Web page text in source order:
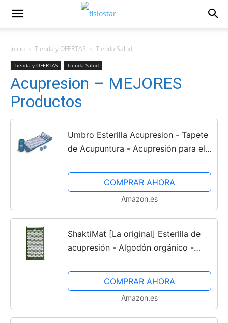
Inicio Tienda y OFERTAS Tienda Salud
Tienda y OFERTAS Tienda Salud
Acupresion – MEJORES
Productos
Umbro Esterilla Acupresion - Tapete
de Acupuntura - Acupresión para el
Presopunctura - 42x71 cm - Azul
COMPRAR AHORA
Amazon.es
ShaktiMat [La original] Esterilla de
acupresión - Algodón orgánico -
masaje en la espalda, la cervical, los
piernas, los...
COMPRAR AHORA
Amazon.es